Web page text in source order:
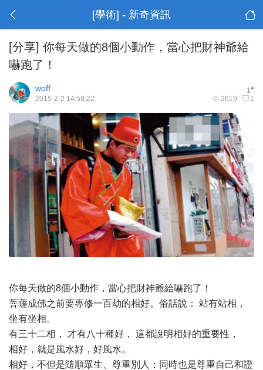
[學術] - 新奇資訊
[分享] 你每天做的8個小動作，當心把財神爺給
嚇跑了！
1#
woff
2619 1
2015-2-2 14:58:22
你每天做的8個小動作，當心把財神爺給嚇跑了！
菩薩成佛之前要專修一百劫的相好。俗話說： 站有站相，
坐有坐相。
有三十二相， 才有八十種好， 這都說明相好的重要性，
相好，就是風水好，好風水。
相好，不但是隨順眾生、尊重別人；同時也是尊重自己和證